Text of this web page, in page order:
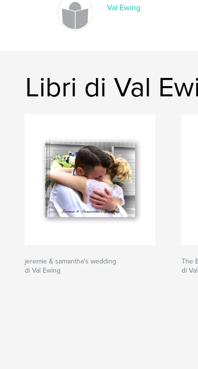
Val Ewing
Libri di Val
jeremie & samantha's wedding
di Val Ewing
The
di